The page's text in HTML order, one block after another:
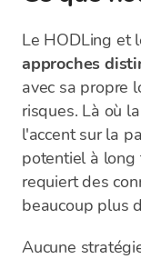
Le HODLing et
approches
avec sa propre
risques. Là où
l'accent sur la
potentiel à long
requiert des
beaucoup plus
Aucune